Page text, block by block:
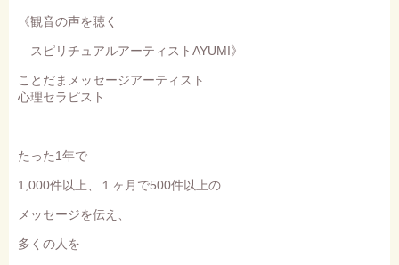
《観音の声を聴く
スピリチュアルアーティストAYUMI》
ことだまメッセージアーティスト
心理セラピスト
たった1年で
1,000件以上、１ヶ月で500件以上の
メッセージを伝え、
多くの人を